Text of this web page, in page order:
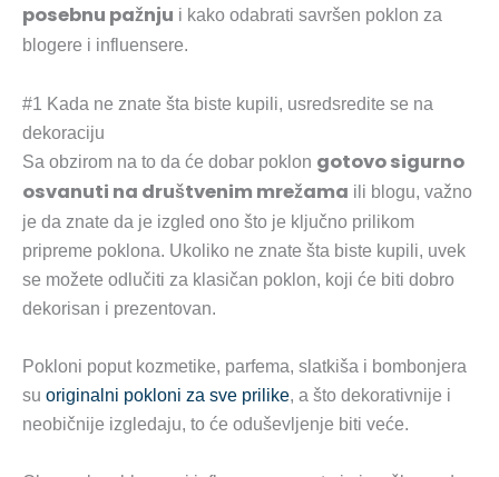
posebnu pažnju i kako odabrati savršen poklon za
blogere i influensere.
#1 Kada ne znate šta biste kupili, usredsredite se na
dekoraciju
Sa obzirom na to da će dobar poklon gotovo sigurno
osvanuti na društvenim mrežama ili blogu, važno
je da znate da je izgled ono što je ključno prilikom
pripreme poklona. Ukoliko ne znate šta biste kupili, uvek
se možete odlučiti za klasičan poklon, koji će biti dobro
dekorisan i prezentovan.
Pokloni poput kozmetike, parfema, slatkiša i bombonjera
su originalni pokloni za sve prilike, a što dekorativnije i
neobičnije izgledaju, to će oduševljenje biti veće.